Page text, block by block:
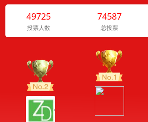
49725
投票人数
74587
总投票